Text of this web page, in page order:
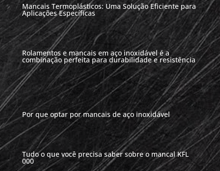
Mancais Termoplásticos: Uma Solução Eficiente para
Aplicações Específicas
Rolamentos e mancais em aço inoxidável é a
combinação perfeita para durabilidade e resistência
Por que optar por mancais de aço inoxidável
Tudo o que você precisa saber sobre o mancal KFL
000